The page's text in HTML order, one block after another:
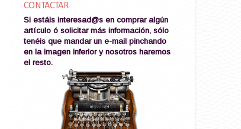
CONTACTAR
Si estáis interesad@s en comprar algún
artículo ó solicitar más información, sólo
tenéis que mandar un e-mail pinchando
en la imagen inferior y nosotros haremos
el resto.